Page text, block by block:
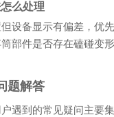
么处理
设备显示有偏差，优
部件是否存在磕碰变形
题解答
遇到的常见疑问主要